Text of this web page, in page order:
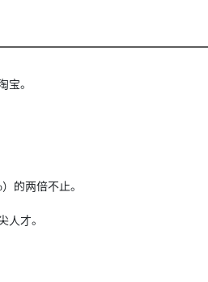
。
的两倍不止。
才。